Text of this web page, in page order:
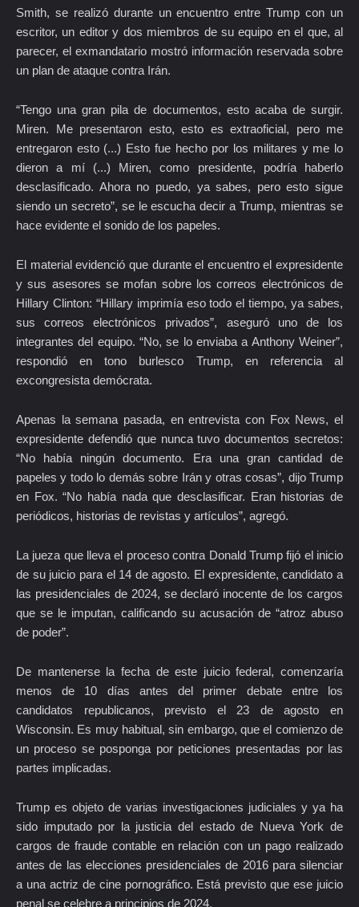
Smith, se realizó durante un encuentro entre Trump con un
escritor, un editor y dos miembros de su equipo en el que, al
parecer, el exmandatario mostró información reservada sobre
un plan de ataque contra Irán.
“Tengo una gran pila de documentos, esto acaba de surgir.
Miren. Me presentaron esto, esto es extraoficial, pero me
entregaron esto (...) Esto fue hecho por los militares y me lo
dieron a mí (...) Miren, como presidente, podría haberlo
desclasificado. Ahora no puedo, ya sabes, pero esto sigue
siendo un secreto”, se le escucha decir a Trump, mientras se
hace evidente el sonido de los papeles.
El material evidenció que durante el encuentro el expresidente
y sus asesores se mofan sobre los correos electrónicos de
Hillary Clinton: “Hillary imprimía eso todo el tiempo, ya sabes,
sus correos electrónicos privados”, aseguró uno de los
integrantes del equipo. “No, se lo enviaba a Anthony Weiner”,
respondió en tono burlesco Trump, en referencia al
excongresista demócrata.
Apenas la semana pasada, en entrevista con Fox News, el
expresidente defendió que nunca tuvo documentos secretos:
“No había ningún documento. Era una gran cantidad de
papeles y todo lo demás sobre Irán y otras cosas”, dijo Trump
en Fox. “No había nada que desclasificar. Eran historias de
periódicos, historias de revistas y artículos”, agregó.
La jueza que lleva el proceso contra Donald Trump fijó el inicio
de su juicio para el 14 de agosto. El expresidente, candidato a
las presidenciales de 2024, se declaró inocente de los cargos
que se le imputan, calificando su acusación de “atroz abuso
de poder”.
De mantenerse la fecha de este juicio federal, comenzaría
menos de 10 días antes del primer debate entre los
candidatos republicanos, previsto el 23 de agosto en
Wisconsin. Es muy habitual, sin embargo, que el comienzo de
un proceso se posponga por peticiones presentadas por las
partes implicadas.
Trump es objeto de varias investigaciones judiciales y ya ha
sido imputado por la justicia del estado de Nueva York de
cargos de fraude contable en relación con un pago realizado
antes de las elecciones presidenciales de 2016 para silenciar
a una actriz de cine pornográfico. Está previsto que ese juicio
penal se celebre a principios de 2024.